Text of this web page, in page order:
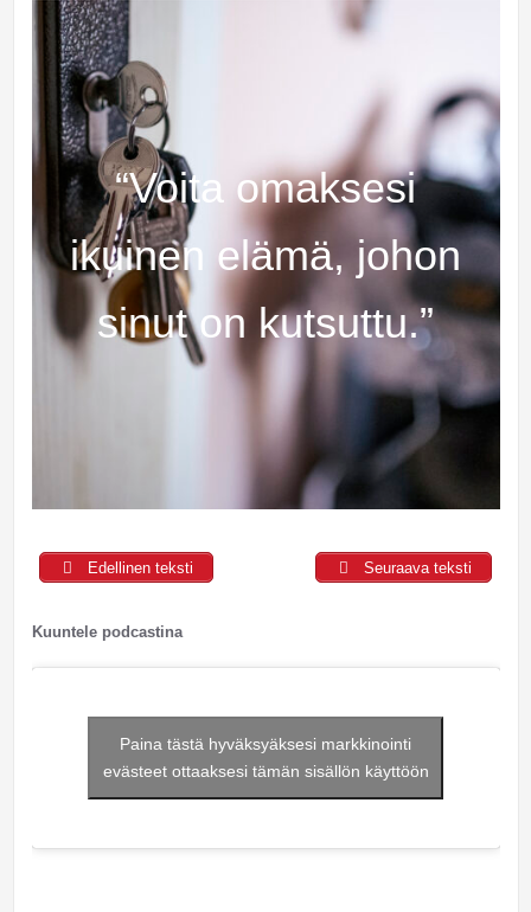
“Voita omaksesi
ikuinen elämä, johon
sinut on kutsuttu.”
Edellinen teksti Seuraava teksti
Kuuntele podcastina
Paina tästä hyväksyäksesi markkinointi
evästeet ottaaksesi tämän sisällön käyttöön